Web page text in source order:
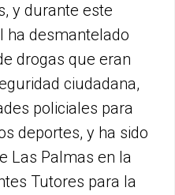
y durante este
ha desmantelado
drogas que eran
ciudadana,
policiales para
deportes, y ha sido
Las Palmas en la
Tutores para la